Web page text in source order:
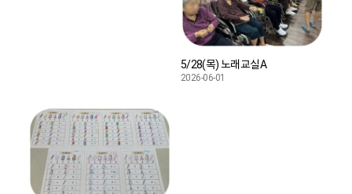
5/28(목) 노래교실A
2026-06-01